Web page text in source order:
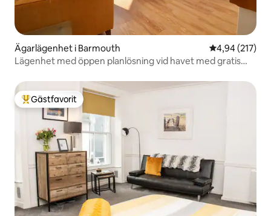
Ägarlägenhet i Barmouth 4,94 av 5 i
4,94 (217)
Lägenhet med öppen planlösning vid havet med gratis
Populär gästfavorit
Gästfavorit